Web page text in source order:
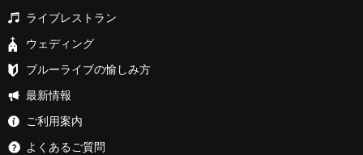
ライブレストラン
ウェディング
ブルーライブの愉しみ方
最新情報
ご利用案内
よくあるご質問